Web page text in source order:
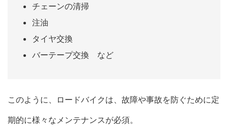
チェーンの清掃
注油
タイヤ交換
バーテープ交換 など
このように、ロードバイクは、故障や事故を防ぐために定
期的に様々なメンテナンスが必須。